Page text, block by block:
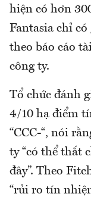
hiện có hơn
Fantasia chỉ
theo báo cáo
công ty.
Tổ chức đánh
4/10 hạ điểm
“CCC-“, nói
ty “có thể thắt
đây”. Theo
“rủi ro tín